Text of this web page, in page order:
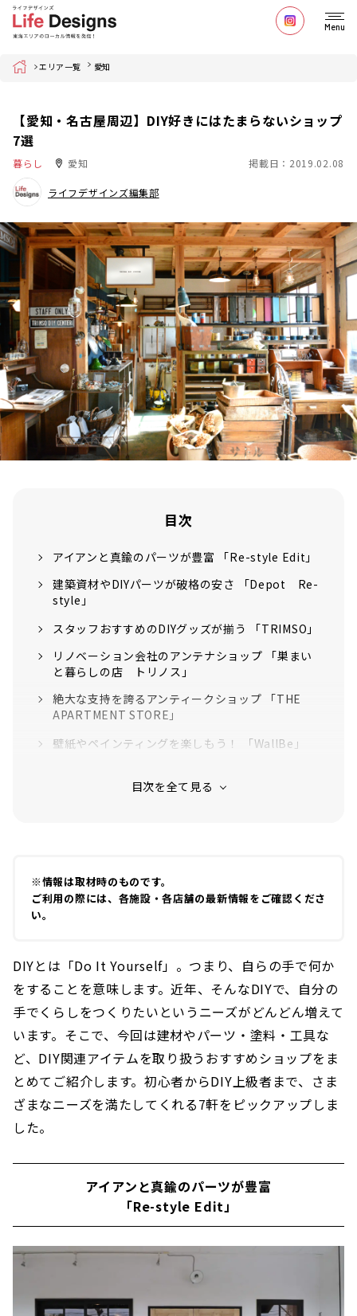
Menu
Home エリア一覧 愛知
【愛知・名古屋周辺】DIY好きにはたまらないショップ
7選
暮らし 愛知 掲載日：2019.02.08
ライフデザインズ編集部
目次
アイアンと真鍮のパーツが豊富 「Re-style Edit」
建築資材やDIYパーツが破格の安さ 「Depot Re-
style」
スタッフおすすめのDIYグッズが揃う 「TRIMSO」
リノベーション会社のアンテナショップ 「巣まい
と暮らしの店 トリノス」
絶大な支持を誇るアンティークショップ 「THE
APARTMENT STORE」
壁紙やペインティングを楽しもう！ 「WallBe」
※情報は取材時のものです。
ご利用の際には、各施設・各店舗の最新情報をご確認くださ
い。
DIYとは「Do It Yourself」。つまり、自らの手で何か
をすることを意味します。近年、そんなDIYで、自分の
手でくらしをつくりたいというニーズがどんどん増えて
います。そこで、今回は建材やパーツ・塗料・工具な
ど、DIY関連アイテムを取り扱うおすすめショップをま
とめてご紹介します。初心者からDIY上級者まで、さま
ざまなニーズを満たしてくれる7軒をピックアップしま
した。
アイアンと真鍮のパーツが豊富
「Re-style Edit」